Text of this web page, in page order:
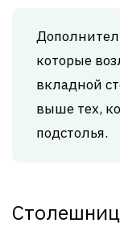
которые
вкладной
выше тех,
подстолья.